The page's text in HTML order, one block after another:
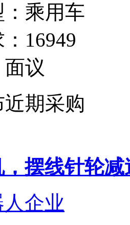
乘用车
16949
面议
近期采购
摆线针轮减
企业